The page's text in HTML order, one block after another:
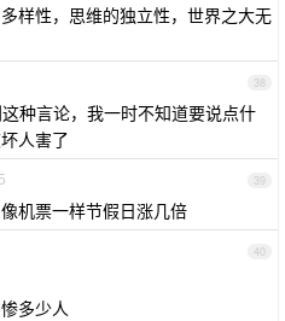
样性，思维的独立性，世界之大无
38
种言论，我一时不知道要说点什
人害了
39
机票一样节假日涨几倍
40
多少人